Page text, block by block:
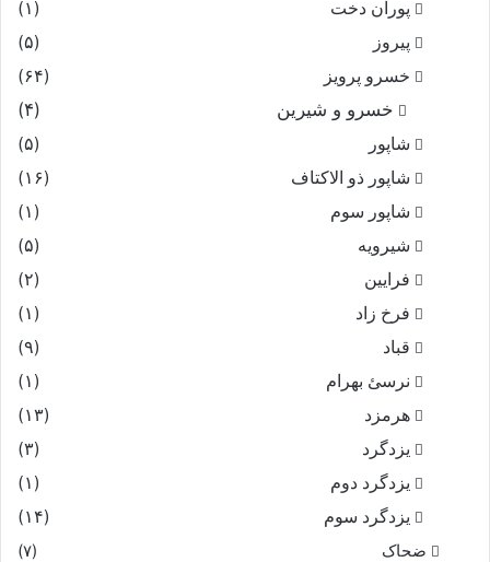
پوران دخت
(۱)
پیروز
(۵)
خسرو پرویز
(۶۴)
خسرو و شیرین (۴)
شاپور
(۵)
شاپور ذو الاکتاف
(۱۶)
شاپور سوم‏
(۱)
شیرویه
(۵)
فرایین
(۲)
فرخ زاد
(۱)
قباد
(۹)
نرسئ بهرام‏
(۱)
هرمزد
(۱۳)
یزدگرد
(۳)
یزدگرد دوم
(۱)
یزدگرد سوم
(۱۴)
ضحاک
(۷)